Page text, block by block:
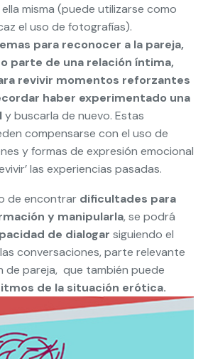
misma (puede utilizarse como
el uso de fotografías).
para reconocer a la pareja,
parte de una relación íntima,
revivir momentos reforzantes
haber experimentado una
y buscarla de nuevo. Estas
compensarse con el uso de
y formas de expresión emocional
las experiencias pasadas.
de encontrar dificultades para
y manipularla, se podrá
de dialogar siguiendo el
conversaciones, parte relevante
de pareja, que también puede
de la situación erótica.